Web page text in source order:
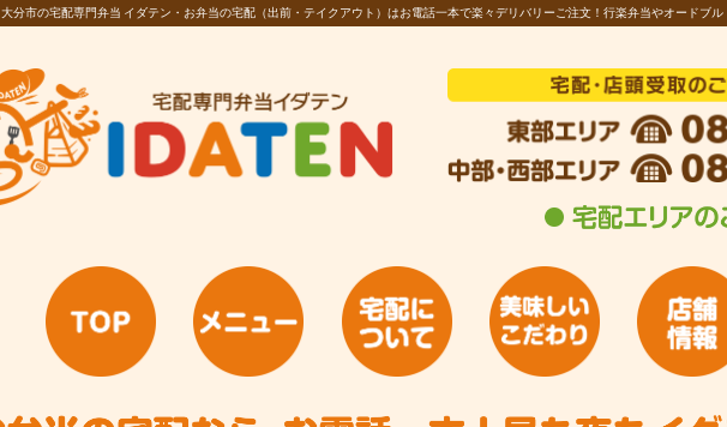
大分市の宅配専門弁当 イダテン・お弁当の宅配（出前・テイクアウト）はお電話一本で楽々デリバリーご注文！行楽弁当やオードブ